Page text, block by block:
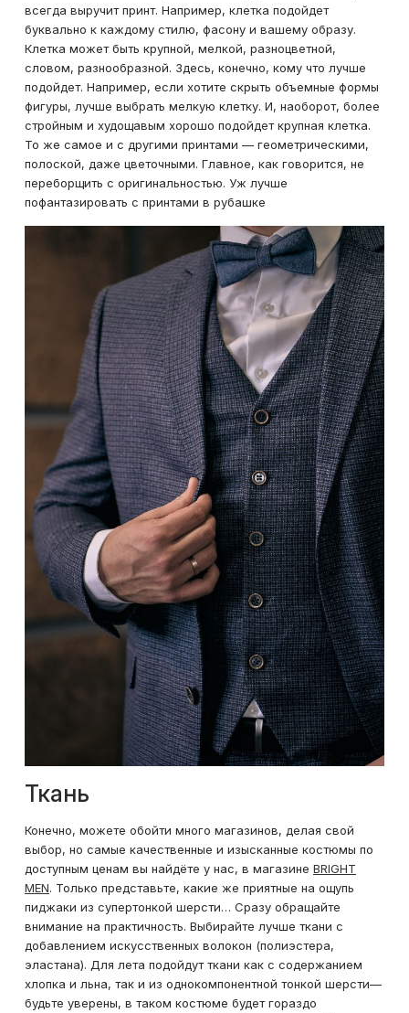
всегда выручит принт. Например, клетка подойдет
буквально к каждому стилю, фасону и вашему образу.
Клетка может быть крупной, мелкой, разноцветной,
словом, разнообразной. Здесь, конечно, кому что лучше
подойдет. Например, если хотите скрыть объемные формы
фигуры, лучше выбрать мелкую клетку. И, наоборот, более
стройным и худощавым хорошо подойдет крупная клетка.
То же самое и с другими принтами — геометрическими,
полоской, даже цветочными. Главное, как говорится, не
переборщить с оригинальностью. Уж лучше
пофантазировать с принтами в рубашке
Ткань
Конечно, можете обойти много магазинов, делая свой
выбор, но самые качественные и изысканные костюмы по
доступным ценам вы найдёте у нас, в магазине BRIGHT
MEN. Только представьте, какие же приятные на ощупь
пиджаки из супертонкой шерсти… Сразу обращайте
внимание на практичность. Выбирайте лучше ткани с
добавлением искусственных волокон (полиэстера,
эластана). Для лета подойдут ткани как с содержанием
хлопка и льна, так и из однокомпонентной тонкой шерсти—
будьте уверены, в таком костюме будет гораздо